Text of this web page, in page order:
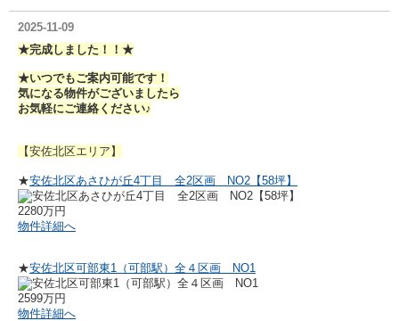
2025-11-09
★完成しました！！★
★いつでもご案内可能です！
気になる物件がございましたら
お気軽にご連絡ください♪
【安佐北区エリア 】
★安佐北区あさひが丘4丁目 全2区画 NO2【58坪】
2280万円
物件詳細へ
★安佐北区可部東1（可部駅）全４区画 NO1
2599万円
物件詳細へ